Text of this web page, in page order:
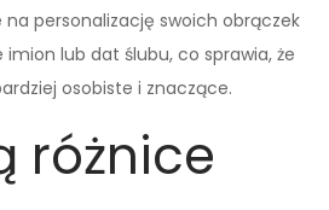
personalizację swoich obrączek
lub dat ślubu, co sprawia, że
osobiste i znaczące.
różnice